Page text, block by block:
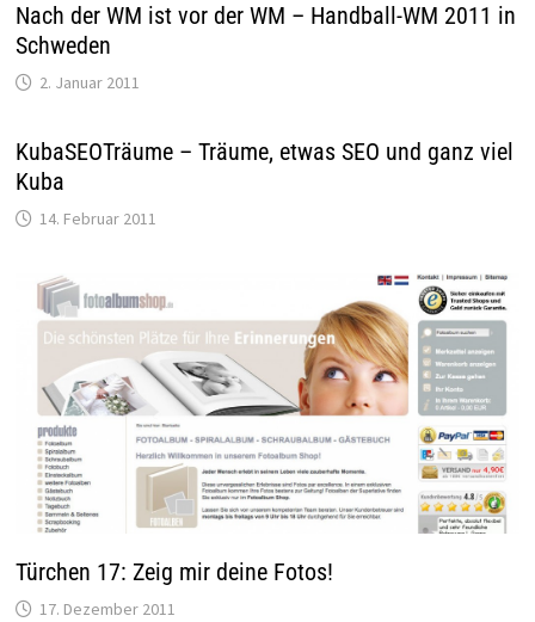
Nach der WM ist vor der WM – Handball-WM 2011 in
Schweden
2. Januar 2011
KubaSEOTräume – Träume, etwas SEO und ganz viel
Kuba
14. Februar 2011
Türchen 17: Zeig mir deine Fotos!
17. Dezember 2011